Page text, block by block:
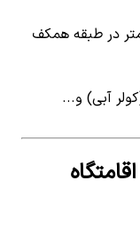
ویلا با متراژکل 450متر و زیر بنا 70 متر در طبقه همکف
آبی) و...